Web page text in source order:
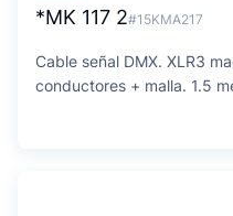
*MK 117 2#15KMA217
Cable señal DMX. XLR3
conductores + malla. 1.5